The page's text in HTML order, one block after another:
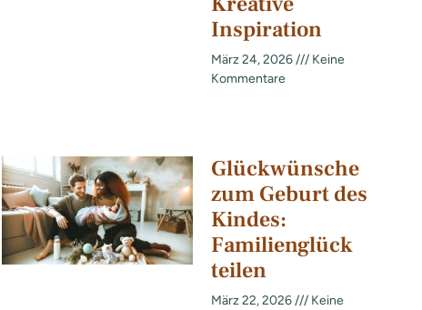
Inspiration
März 24, 2026
Keine
Kommentare
Glückwünsche
zum Geburt des
Kindes:
Familienglück
teilen
März 22, 2026
Keine